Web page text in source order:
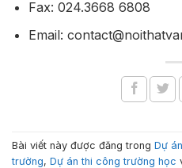
Fax: 024.3668 6808
Email:
Bài viết này được đăng trong Dự
trường, Dự án thi công trường học